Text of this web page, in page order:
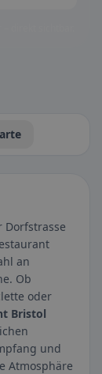
Dorfstrasse
an
Ob
oder
Bristol
und
Atmosphäre